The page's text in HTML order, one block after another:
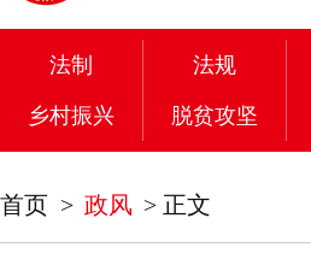
法制 法规
乡村振兴 脱贫攻坚
首页 > 政风 > 正文